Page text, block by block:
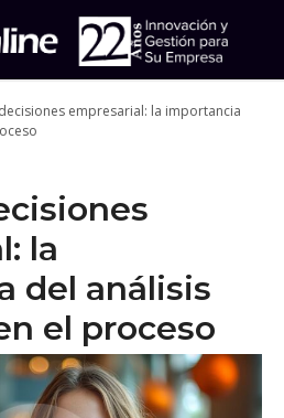
empresarial: la importancia
la
del análisis
el proceso